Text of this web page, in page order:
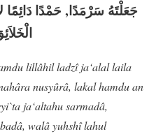
جَعَلْتَهُ سَرْمَدًا, حَمْدًا دَائِمًا
lillâhil ladzî ja‘alal laila
nusyûrâ, lakal hamdu an
ja‘altahu sarmadâ,
walâ yuhshî lahul